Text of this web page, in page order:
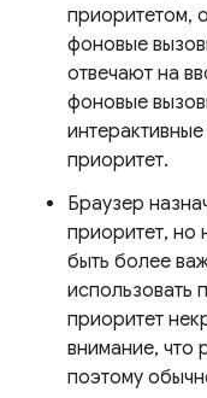
приоритетом,
фоновые
отвечают на
фоновые
приоритет.
Браузер
приоритет, но
быть более
использовать
приоритет
внимание, что
поэтому